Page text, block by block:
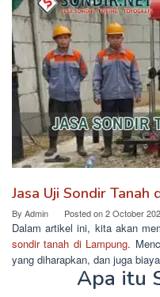
Jasa Uji Sondir Tanah
By Admin Posted on2 October
Dalam artikel ini, kita akan
sondir tanah di Lampung.
yang diharapkan, dan juga
Apa itu